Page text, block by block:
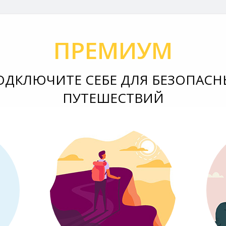
ПРЕМИУМ
СЕБЕ ДЛЯ
ПУТЕШЕСТВИЙ